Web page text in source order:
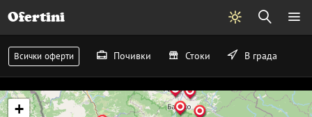
Ofertini
Всички оферти Почивки Стоки В града
+